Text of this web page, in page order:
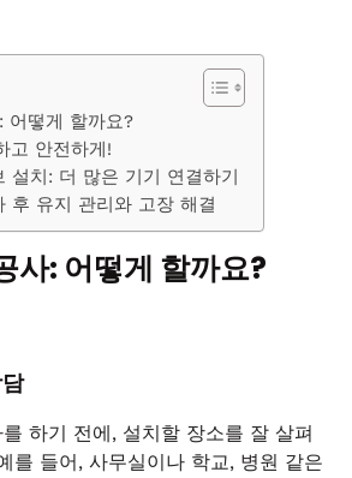
어떻게 할까요?
고 안전하게!
설치: 더 많은 기기 연결하기
후 유지 관리와 고장 해결
사: 어떻게 할까요?
하기 전에, 설치할 장소를 잘 살펴
를 들어, 사무실이나 학교, 병원 같은